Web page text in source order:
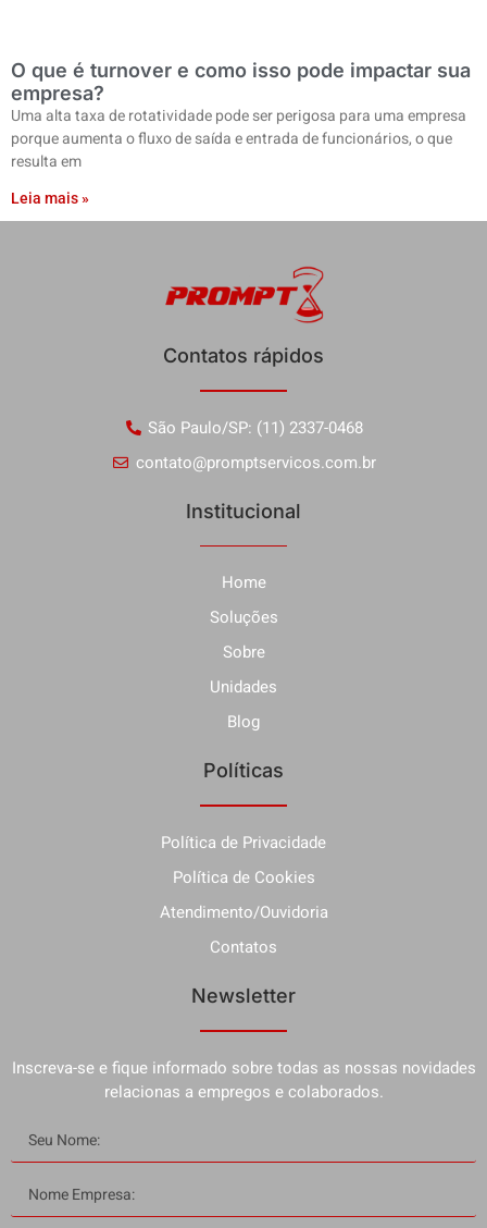
O que é turnover e como isso pode impactar sua
empresa?
Uma alta taxa de rotatividade pode ser perigosa para uma empresa
porque aumenta o fluxo de saída e entrada de funcionários, o que
resulta em
Leia mais »
Contatos rápidos
São Paulo/SP: (11) 2337-0468
contato@promptservicos.com.br
Institucional
Home
Soluções
Sobre
Unidades
Blog
Políticas
Política de Privacidade
Política de Cookies
Atendimento/Ouvidoria
Contatos
Newsletter
Inscreva-se e fique informado sobre todas as nossas novidades
relacionas a empregos e colaborados.